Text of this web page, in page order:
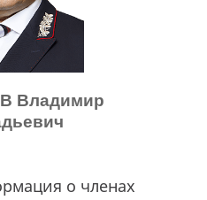
Владимир
о членах